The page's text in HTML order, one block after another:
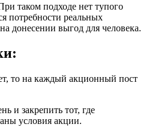
таком подходе нет тупого
потребности реальных
донесении выгод для человека.
то на каждый акционный пост
и закрепить тот, где
условия акции.